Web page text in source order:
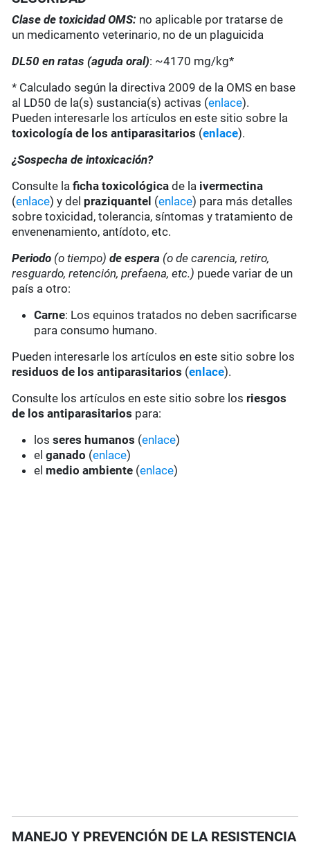
Clase de toxicidad OMS: no aplicable por tratarse de
un medicamento veterinario, no de un plaguicida
DL50 en ratas (aguda oral): ~4170 mg/kg*
* Calculado según la directiva 2009 de la OMS en base
al LD50 de la(s) sustancia(s) activas (enlace).
Pueden interesarle los artículos en este sitio sobre la
toxicología de los antiparasitarios (enlace).
¿Sospecha de intoxicación?
Consulte laficha toxicológica de la ivermectina
(enlace) y del praziquantel (enlace) para más detalles
sobre toxicidad, tolerancia, síntomas y tratamiento de
envenenamiento, antídoto, etc.
Periodo (o tiempo) de espera (o de carencia, retiro,
resguardo, retención, prefaena, etc.) puede variar de un
país a otro:
Carne: Los equinos tratados no deben sacrificarse
para consumo humano.
Pueden interesarle los artículos en este sitio sobre los
residuos de los antiparasitarios (enlace).
Consulte los artículos en este sitio sobre los riesgos
de los antiparasitarios para:
losseres humanos (enlace)
elganado (enlace)
el medio ambiente (enlace)
MANEJO Y PREVENCIÓN DE LA RESISTENCIA